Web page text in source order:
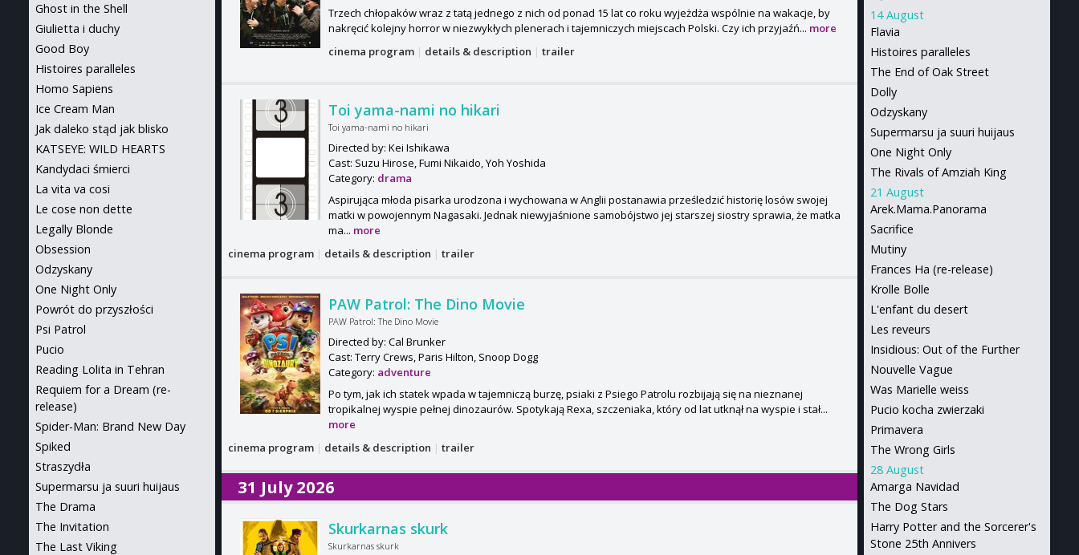
Trzech chłopaków wraz z tatą jednego z nich od ponad 15 lat co roku wyjeżdża wspólnie na wakacje, by
nakręcić kolejny horror w niezwykłych plenerach i tajemniczych miejscach Polski. Czy ich przyjaźń... more
cinema program | details & description |trailer
Toi yama-nami no hikari
Toi yama-nami no hikari
Directed by: Kei Ishikawa
Cast: Suzu Hirose, Fumi Nikaido, Yoh Yoshida
Category: drama
Aspirująca młoda pisarka urodzona i wychowana w Anglii postanawia prześledzić historię losów swojej
matki w powojennym Nagasaki. Jednak niewyjaśnione samobójstwo jej starszej siostry sprawia, że matka
ma... more
cinema program | details & description |trailer
PAW Patrol: The Dino Movie
PAW Patrol: The Dino Movie
Directed by: Cal Brunker
Cast: Terry Crews, Paris Hilton, Snoop Dogg
Category: adventure
Po tym, jak ich statek wpada w tajemniczą burzę, psiaki z Psiego Patrolu rozbijają się na nieznanej
tropikalnej wyspie pełnej dinozaurów. Spotykają Rexa, szczeniaka, który od lat utknął na wyspie i stał...
more
cinema program | details & description |trailer
31 July 2026
Skurkarnas skurk
Skurkarnas skurk
14 August
Flavia
Histoires paralleles
The End of Oak Street
Dolly
Odzyskany
Supermarsu ja suuri huijaus
One Night Only
The Rivals of Amziah King
21 August
Arek.Mama.Panorama
Sacrifice
Mutiny
Frances Ha (re-release)
Krolle Bolle
L'enfant du desert
Les reveurs
Insidious: Out of the Further
Nouvelle Vague
Was Marielle weiss
Pucio kocha zwierzaki
Primavera
The Wrong Girls
28 August
Amarga Navidad
The Dog Stars
Harry Potter and the Sorcerer's
Stone 25th Annivers
Ghost in the Shell
Giulietta i duchy
Good Boy
Histoires paralleles
Homo Sapiens
Ice Cream Man
Jak daleko stąd jak blisko
KATSEYE: WILD HEARTS
Kandydaci śmierci
La vita va cosi
Le cose non dette
Legally Blonde
Obsession
Odzyskany
One Night Only
Powrót do przyszłości
Psi Patrol
Pucio
Reading Lolita in Tehran
Requiem for a Dream (re-
release)
Spider-Man: Brand New Day
Spiked
Straszydła
Supermarsu ja suuri huijaus
The Drama
The Invitation
The Last Viking